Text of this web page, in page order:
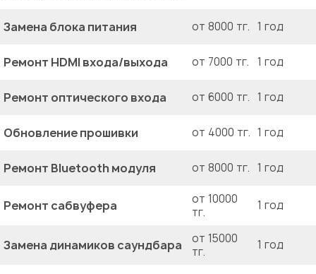
Замена блока питания от 8000 тг. 1 год
Ремонт HDMI входа/выхода от 7000 тг. 1 год
Ремонт оптического входа от 6000 тг. 1 год
Обновление прошивки от 4000 тг. 1 год
Ремонт Bluetooth модуля от 8000 тг. 1 год
Ремонт сабвуфера
от 10000
тг.
1 год
Замена динамиков саундбара
от 15000
тг.
1 год